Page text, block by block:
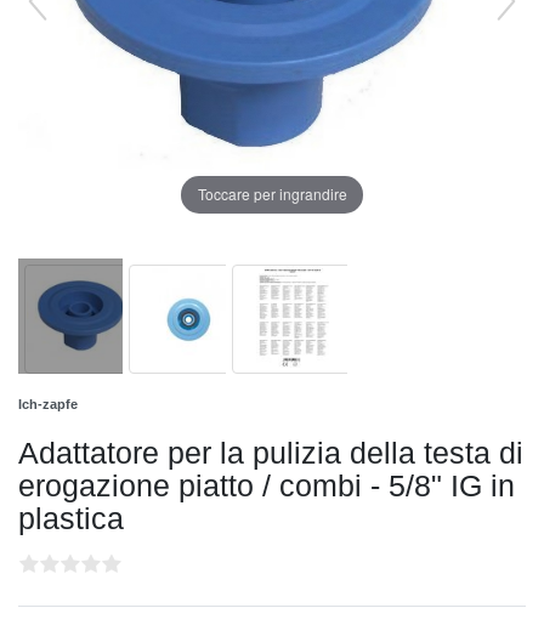
Toccare per ingrandire
Ich-zapfe
Adattatore per la pulizia della testa di
erogazione piatto / combi - 5/8" IG in
plastica